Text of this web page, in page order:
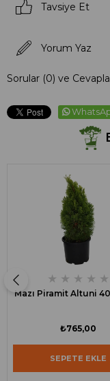
Tavsiye Et
Yorum Yaz
Sorular (0) ve
★ ★ ★ ★ ★
Mazı Piramit Altuni
₺765,00
SEPETE EKLE